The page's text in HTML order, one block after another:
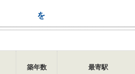
を
築年数 最寄駅